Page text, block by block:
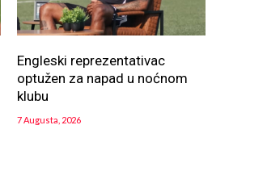
Engleski reprezentativac
optužen za napad u noćnom
klubu
7 Augusta, 2026